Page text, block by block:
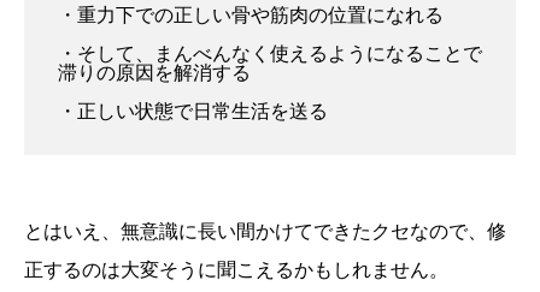
・重力下での正しい骨や筋肉の位置になれる
・そして、まんべんなく使えるようになることで
滞りの原因を解消する
・正しい状態で日常生活を送る
とはいえ、無意識に長い間かけてできたクセなので、修
正するのは大変そうに聞こえるかもしれません。